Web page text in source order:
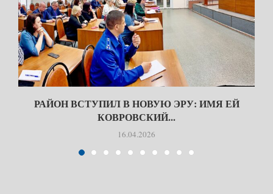
РАЙОН ВСТУПИЛ В НОВУЮ ЭРУ: ИМЯ ЕЙ
КОВРОВСКИЙ...
16.04.2026